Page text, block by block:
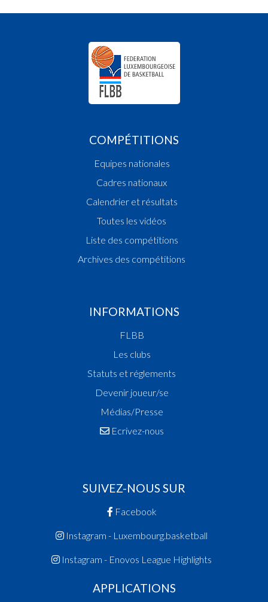
COMPÉTITIONS
Equipes nationales
Cadres nationaux
Calendrier et résultats
Toutes les vidéos
Liste des compétitions
Archives des compétitions
INFORMATIONS
FLBB
Les clubs
Statuts et réglements
Devenir joueur/se
Médias/Presse
Ecrivez-nous
SUIVEZ-NOUS SUR
Facebook
Instagram - Luxembourg.basketball
Instagram - Enovos League Highlights
APPLICATIONS